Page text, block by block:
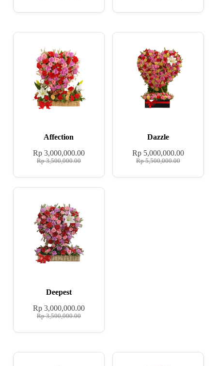
Affection
Rp3,500,000.00
Rp3,000,000.00
Dazzle
Rp5,500,000.00
Rp 5,000,000.00
Deepest
Rp3,500,000.00
Rp3,000,000.00